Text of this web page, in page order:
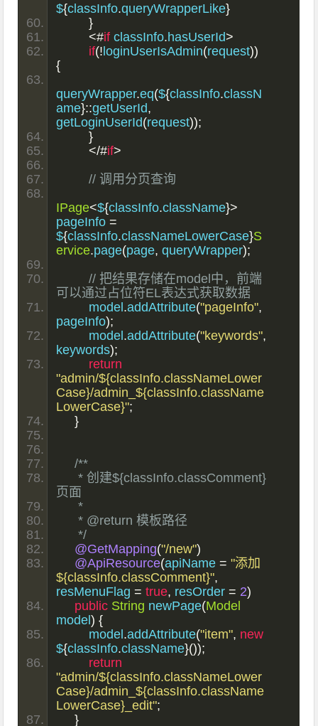
${classInfo.queryWrapperLike}
}
<#if classInfo.hasUserId>
if(!loginUserIsAdmin(request))
{
queryWrapper.eq(${classInfo.classN
ame}::getUserId,
getLoginUserId(request));
}
</#if>
// 调用分页查询
IPage<${classInfo.className}>
pageInfo =
${classInfo.classNameLowerCase}S
ervice.page(page, queryWrapper);
// 把结果存储在model中，前端
可以通过占位符EL表达式获取数据
        model
.addAttribute("pageInfo",
pageInfo);
        model
.addAttribute("keywords",
keywords);
return
"admin/${classInfo.classNameLower
Case}/admin_${classInfo.className
LowerCase}";
}
/**
     * 创建${classInfo.classComment}
页面
     *
     * @return 模板路径
     */
@GetMapping("/new")
@ApiResource(apiName = "添加
${classInfo.classComment}",
resMenuFlag = true, resOrder = 2)
public String newPage(Model
model) {
        model
.addAttribute("item", new
${classInfo.className}());
return
"admin/${classInfo.classNameLower
Case}/admin_${classInfo.className
LowerCase}_edit";
}